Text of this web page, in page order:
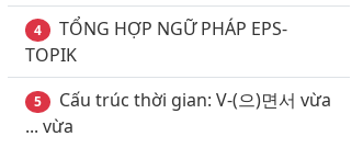
4
TỔNG HỢP NGỮ PHÁP EPS-
TOPIK
5
Cấu trúc thời gian: V-(으)면서 vừa
... vừa